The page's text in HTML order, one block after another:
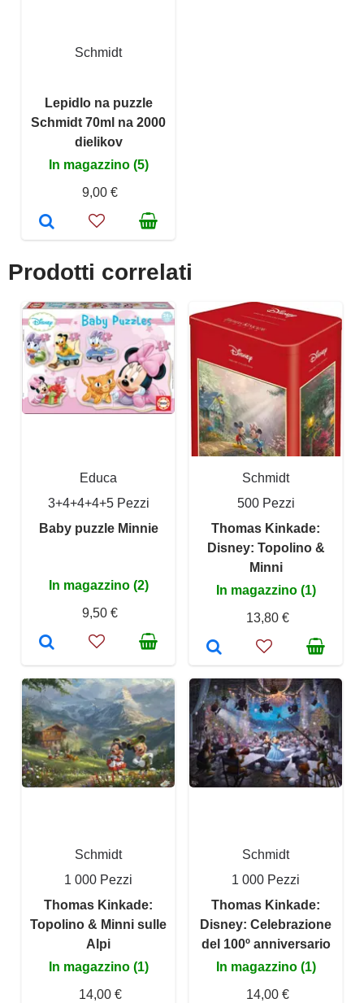
Schmidt
Lepidlo na puzzle
Schmidt 70ml na 2000
dielikov
In magazzino (5)
9,00 €
Prodotti correlati
Educa
3+4+4+4+5 Pezzi
Baby puzzle Minnie
In magazzino (2)
9,50 €
Schmidt
500 Pezzi
Thomas Kinkade:
Disney: Topolino &
Minni
In magazzino (1)
13,80 €
Schmidt
1 000 Pezzi
Thomas Kinkade:
Topolino & Minni sulle
Alpi
In magazzino (1)
14,00 €
Schmidt
1 000 Pezzi
Thomas Kinkade:
Disney: Celebrazione
del 100º anniversario
In magazzino (1)
14,00 €